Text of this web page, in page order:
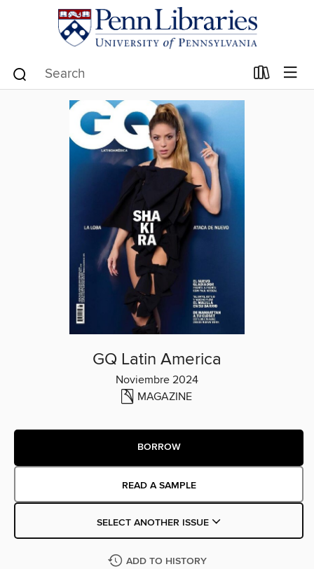
GQ Latin America
Noviembre 2024
MAGAZINE
BORROW
READ A SAMPLE
SELECT ANOTHER ISSUE
ADD TO HISTORY